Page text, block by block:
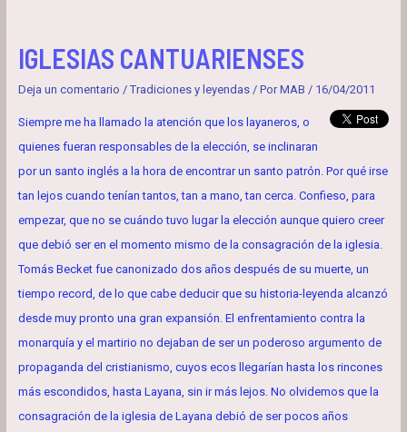
IGLESIAS CANTUARIENSES
Deja un comentario /Tradiciones y leyendas / PorMAB / 16/04/2011
Siempre me ha llamado la atención que los layaneros, o
quienes fueran responsables de la elección, se inclinaran
por un santo inglés a la hora de encontrar un santo patrón. Por qué irse
tan lejos cuando tenían tantos, tan a mano, tan cerca. Confieso, para
empezar, que no se cuándo tuvo lugar la elección aunque quiero creer
que debió ser en el momento mismo de la consagración de la iglesia.
Tomás Becket fue canonizado dos años después de su muerte, un
tiempo record, de lo que cabe deducir que su historia-leyenda alcanzó
desde muy pronto una gran expansión. El enfrentamiento contra la
monarquía y el martirio no dejaban de ser un poderoso argumento de
propaganda del cristianismo, cuyos ecos llegarían hasta los rincones
más escondidos, hasta Layana, sin ir más lejos. No olvidemos que la
consagración de la iglesia de Layana debió de ser pocos años